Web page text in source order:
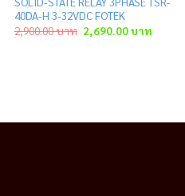
40DA-H 3-32VDC FOTEK
2,900.00บาท Original
price
2,690.00บาท
price